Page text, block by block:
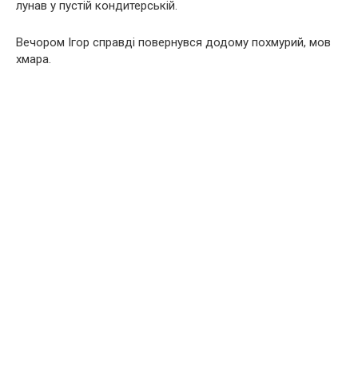
лунав у пустій кондитерській.
Вечором Ігор справді повернувся додому похмурий, мов
хмара.